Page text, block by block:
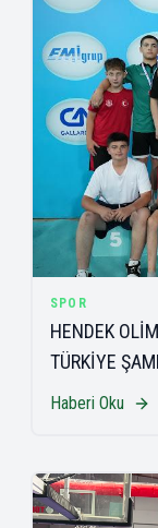
SPOR
HENDEK
TÜRKİYE
Haberi Oku